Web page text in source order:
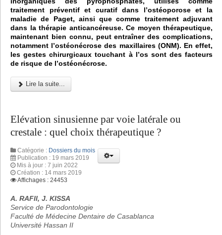
traitement préventif et curatif dans l’ostéoporose et la
maladie de Paget, ainsi que comme traitement adjuvant
dans la thérapie anticancéreuse. Ce moyen thérapeutique,
maintenant bien connu, peut entraîner des complications,
notamment l’ostéonécrose des maxillaires (ONM). En effet,
les gestes chirurgicaux touchant à l’os sont des facteurs
de risque de l’ostéonécrose.
Lire la suite...
Elévation sinusienne par voie latérale ou
crestale : quel choix thérapeutique ?
Catégorie : Dossiers du mois
Publication : 19 mars 2019
Mis à jour : 7 juin 2022
Création : 14 mars 2019
Affichages : 24453
A. RAFII, J. KISSA
Service de Parodontologie
Faculté de Médecine Dentaire de Casablanca
Université Hassan II